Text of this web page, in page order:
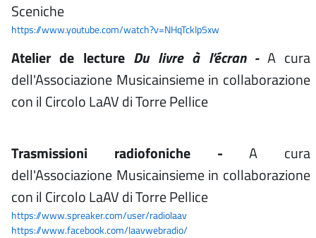
Sceniche
https://www.youtube.com/watch?v=NHqTckIp5xw
Atelier de lecture Du livre à l’écran - A cura
dell'Associazione Musicainsieme in collaborazione
con il Circolo LaAV di Torre Pellice
Trasmissioni radiofoniche -A cura
dell'Associazione Musicainsieme in collaborazione
con il Circolo LaAV di Torre Pellice
https://www.spreaker.com/user/radiolaav
https://www.facebook.com/laavwebradio/